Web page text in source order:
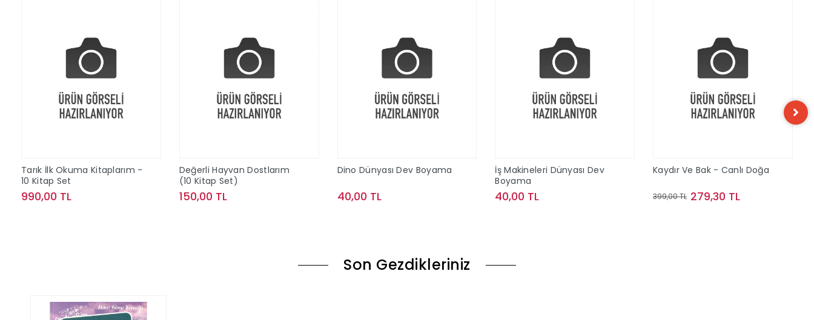
Tarık İlk Okuma Kitaplarım -
10 Kitap Set
990,00 TL
Değerli Hayvan Dostlarım
(10 Kitap Set)
150,00 TL
Dino Dünyası Dev Boyama
40,00 TL
İş Makineleri Dünyası Dev
Boyama
40,00 TL
Kaydır Ve Bak - Canlı Doğa
399,00 TL 279,30 TL
Son Gezdikleriniz